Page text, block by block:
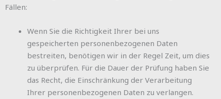
Fällen:
Wenn Sie die Richtigkeit Ihrer bei uns
gespeicherten personenbezogenen Daten
bestreiten, benötigen wir in der Regel Zeit, um dies
zu überprüfen. Für die Dauer der Prüfung haben Sie
das Recht, die Einschränkung der Verarbeitung
Ihrer personenbezogenen Daten zu verlangen.